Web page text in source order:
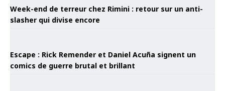
Week-end de terreur chez Rimini : retour sur un anti-
slasher qui divise encore
Escape : Rick Remender et Daniel Acuña signent un
comics de guerre brutal et brillant